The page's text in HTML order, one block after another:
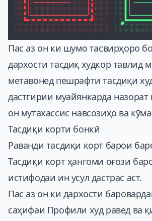
Пас аз он ки шумо тасвирҳоро
дархости тасдиқ худкор
метавонед пешрафти тасдиқи
дастгирии муайянкарда назорат
он мутахассис навсозиҳо ва
Тасдиқи корти бонкӣ
Раванди тасдиқи корт барои
Тасдиқи корт ҳангоми оғози
истифодаи ин усул дастрас аст.
Пас аз он ки дархости
саҳифаи Профили худ равед ва